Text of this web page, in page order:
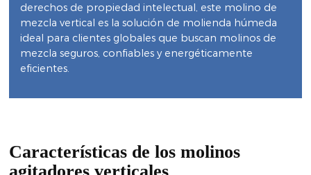
derechos de propiedad intelectual, este molino de
mezcla vertical es la solución de molienda húmeda
ideal para clientes globales que buscan molinos de
mezcla seguros, confiables y energéticamente
eficientes.
Características de los molinos
agitadores verticales